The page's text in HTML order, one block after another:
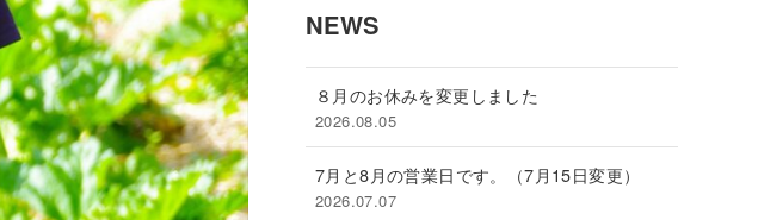
NEWS
８月のお休みを変更しました
2026.08.05
7月と8月の営業日です。（7月15日変更）
2026.07.07